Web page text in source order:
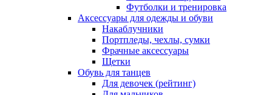
Футболки и тренировка
Аксессуары для одежды и обуви
Накаблучники
Портпледы, чехлы, сумки
Фрачные аксессуары
Щетки
Обувь для танцев
Для девочек (рейтинг)